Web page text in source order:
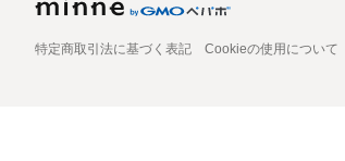
特定商取引法に基づく表記 Cookieの使用について